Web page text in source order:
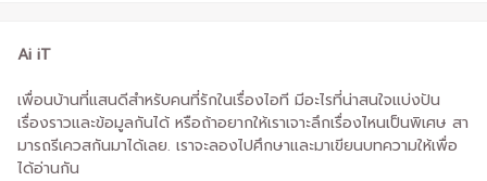
Ai iT
เพื่อนบ้านที่แสนดีสำหรับคนที่รักในเรื่องไอที มีอะไรที่น่าสนใจแบ่งปัน
เรื่องราวและข้อมูลกันได้ หรือถ้าอยากให้เราเจาะลึกเรื่องไหนเป็นพิเศษ สา
มารถรีเควสกันมาได้เลย. เราจะลองไปศึกษาและมาเขียนบทความให้เพื่อ
ได้อ่านกัน